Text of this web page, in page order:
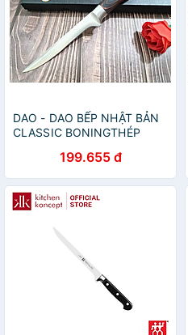
DAO - DAO BẾP NHẬT BẢN
CLASSIC BONINGTHÉP
topcomshop vn
199.655 đ